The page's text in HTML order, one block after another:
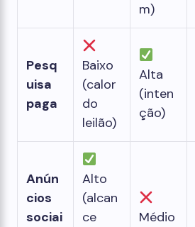
m)
Pesq
uisa
paga
Baixo
(calor
do
leilão)
Alta
(inten
ção)
Anún
cios
sociai
Alto
(alcan
ce
Médio